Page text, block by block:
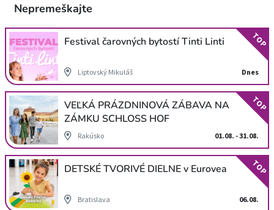
Nepremeškajte
Festival čarovných bytostí Tinti Linti
Liptovský Mikuláš Dnes
TOP
VEĽKÁ PRÁZDNINOVÁ ZÁBAVA NA
ZÁMKU SCHLOSS HOF
Rakúsko 01.08. - 31.08.
TOP
DETSKÉ TVORIVÉ DIELNE v Eurovea
Bratislava 06.08.
TOP